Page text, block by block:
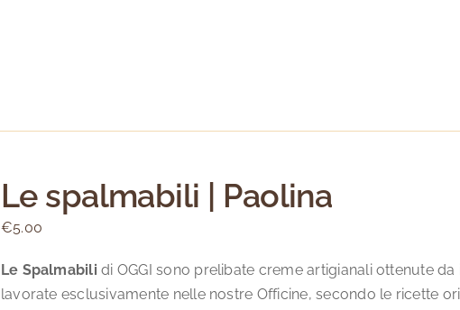
possono
scelte
nella
prodotto
Le spalmabili | Paolina
€5.00
Le Spalmabili di OGGI sono prelibate creme artigianali ottenute
lavorate esclusivamente nelle nostre Officine, secondo le ricette